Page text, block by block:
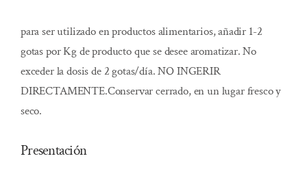
para ser utilizado en productos alimentarios, añadir 1-2
gotas por Kg de producto que se desee aromatizar. No
exceder la dosis de 2 gotas/día. NO INGERIR
DIRECTAMENTE.Conservar cerrado, en un lugar fresco y
seco.
Presentación